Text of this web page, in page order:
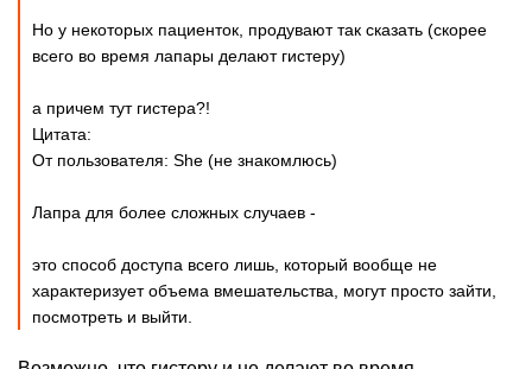
Но у некоторых пациенток, продувают так сказать (скорее
всего во время лапары делают гистеру)
а причем тут гистера?!
Цитата:
От пользователя: She (не знакомлюсь)
Лапра для более сложных случаев -
это способ доступа всего лишь, который вообще не
характеризует объема вмешательства, могут просто зайти,
посмотреть и выйти.